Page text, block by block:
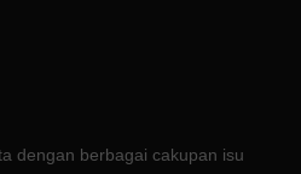
dengan berbagai cakupan isu